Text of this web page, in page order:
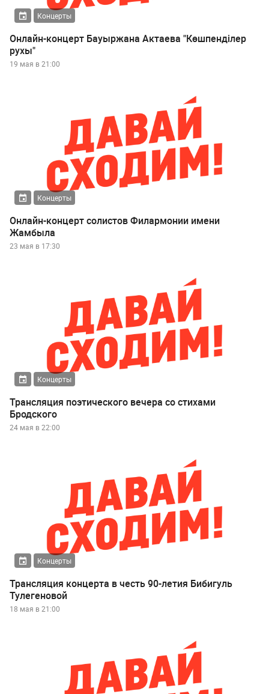
Концерты
Онлайн-концерт Бауыржана Актаева "Көшпенділер
рухы"
19 мая в 21:00
Концерты
Онлайн-концерт солистов Филармонии имени
Жамбыла
23 мая в 17:30
Концерты
Трансляция поэтического вечера со стихами
Бродского
24 мая в 22:00
Концерты
Трансляция концерта в честь 90-летия Бибигуль
Тулегеновой
18 мая в 21:00